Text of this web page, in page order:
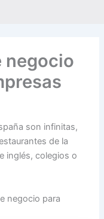
negocio
son infinitas,
de la
inglés, colegios o
negocio para